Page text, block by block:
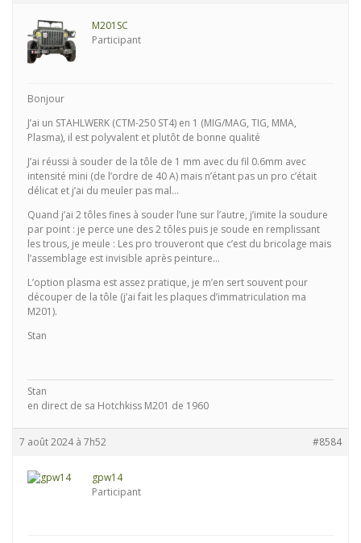
M201SC
Participant
Bonjour
J’ai un STAHLWERK (CTM-250 ST4) en 1 (MIG/MAG, TIG, MMA,
Plasma), il est polyvalent et plutôt de bonne qualité
J’ai réussi à souder de la tôle de 1 mm avec du fil 0.6mm avec
intensité mini (de l’ordre de 40 A) mais n’étant pas un pro c’était
délicat et j’ai du meuler pas mal…
Quand j’ai 2 tôles fines à souder l’une sur l’autre, j’imite la soudure
par point : je perce une des 2 tôles puis je soude en remplissant
les trous, je meule : Les pro trouveront que c’est du bricolage mais
l’assemblage est invisible après peinture…
L’option plasma est assez pratique, je m’en sert souvent pour
découper de la tôle (j’ai fait les plaques d’immatriculation ma
M201).
Stan
Stan
en direct de sa Hotchkiss M201 de 1960
7 août 2024 à 7h52 #8584
gpw14
Participant